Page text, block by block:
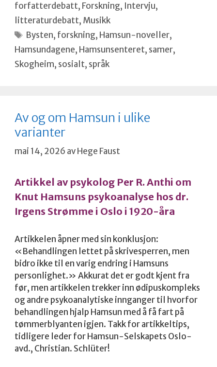
forfatterdebatt, Forskning, Intervju,
litteraturdebatt, Musikk
Stikkord
Bysten, forskning, Hamsun-noveller,
Hamsundagene, Hamsunsenteret, samer,
Skogheim, sosialt, språk
Av og om Hamsun i ulike
varianter
mai 14, 2026 avHege Faust
Artikkel av psykolog Per R. Anthi om
Knut Hamsuns psykoanalyse hos dr.
Irgens Strømme i Oslo i 1920-åra
Artikkelen åpner med sin konklusjon:
«Behandlingen lettet på skrivesperren, men
bidro ikke til en varig endring i Hamsuns
personlighet.» Akkurat det er godt kjent fra
før, men artikkelen trekker inn ødipuskompleks
og andre psykoanalytiske innganger til hvorfor
behandlingen hjalp Hamsun med å få fart på
tømmerblyanten igjen. Takk for artikkeltips,
tidligere leder for Hamsun-Selskapets Oslo-
avd., Christian. Schlüter!